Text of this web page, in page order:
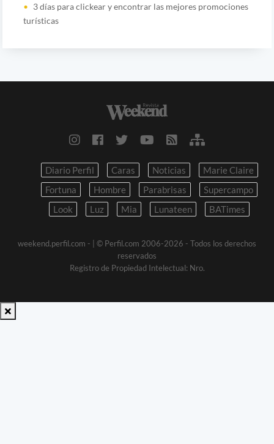
3 días para clickear y encontrar las mejores promociones
turísticas
Diario Perfil Caras Noticias
Marie Claire
Fortuna
Hombre Parabrisas
Supercampo
Look
Luz Mia Lunateen BATimes
weekend.perfil.com -
| © Perfil.com 2006-2026 - Todos los derechos
reservados
Registro de Propiedad Intelectual: Nro.